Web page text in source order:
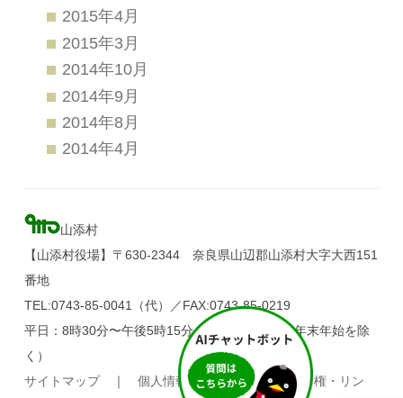
2015年4月
2015年3月
2014年10月
2014年9月
2014年8月
2014年4月
山添村
【山添村役場】〒630-2344 奈良県山辺郡山添村大字大西151
番地
TEL:0743-85-0041（代）／FAX:0743-85-0219
平日：8時30分〜午後5時15分（土・日・祝日、年末年始を除
く）
サイトマップ｜個人情報の取り扱い ｜ 著作権・リン